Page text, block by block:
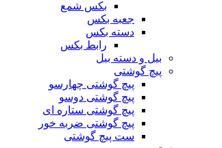
بکس شمع
جعبه بکس
دسته بکس
رابط بکس
بیل و دسته بیل
پیچ گوشتی
پیچ گوشتی چهارسو
پیچ گوشتی دوسو
پیچ گوشتی ستاره‌ ای
پیچ گوشتی ضربه خور
ست پیچ گوشتی